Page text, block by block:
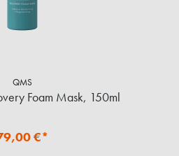
QMS
Foam Mask, 150ml
€*